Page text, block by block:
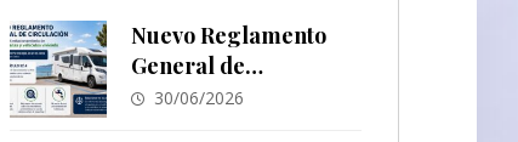
Nuevo Reglamento
General de
Circulación
30/06/2026